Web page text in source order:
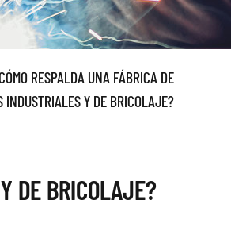
RESPALDA UNA FÁBRICA DE
INDUSTRIALES Y DE BRICOLAJE?
DE BRICOLAJE?